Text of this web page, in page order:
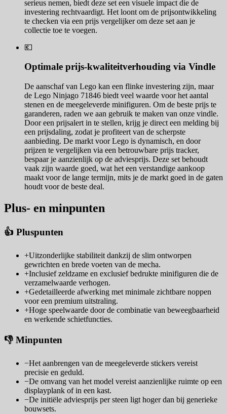
serieus nemen, biedt deze set een visuele impact die de
investering rechtvaardigt. Het loont om de prijsontwikkeling
te checken via een prijs vergelijker om deze set aan je
collectie toe te voegen.
💶
Optimale prijs-kwaliteitverhouding via Vindle
De aanschaf van Lego kan een flinke investering zijn, maar
de Lego Ninjago 71846 biedt veel waarde voor het aantal
stenen en de meegeleverde minifiguren. Om de beste prijs te
garanderen, raden we aan gebruik te maken van onze vindle.
Door een prijsalert in te stellen, krijg je direct een melding bij
een prijsdaling, zodat je profiteert van de scherpste
aanbieding. De markt voor Lego is dynamisch, en door
prijzen te vergelijken via een betrouwbare prijs tracker,
bespaar je aanzienlijk op de adviesprijs. Deze set behoudt
vaak zijn waarde goed, wat het een verstandige aankoop
maakt voor de lange termijn, mits je de markt goed in de gaten
houdt voor de beste deal.
Plus- en minpunten
👍 Pluspunten
+Uitzonderlijke stabiliteit dankzij de slim ontworpen
gewrichten en brede voeten van de mecha.
+Inclusief zeldzame en exclusief bedrukte minifiguren die de
verzamelwaarde verhogen.
+Gedetailleerde afwerking met minimale zichtbare noppen
voor een premium uitstraling.
+Hoge speelwaarde door de combinatie van beweegbaarheid
en werkende schietfuncties.
👎 Minpunten
−Het aanbrengen van de meegeleverde stickers vereist
precisie en geduld.
−De omvang van het model vereist aanzienlijke ruimte op een
displayplank of in een kast.
−De initiële adviesprijs per steen ligt hoger dan bij generieke
bouwsets.